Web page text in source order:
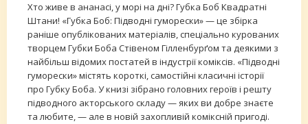
Хто живе в ананасі, у морі на дні? Губка Боб Квадратні
Штани! «Губка Боб: Підводні гуморески» — це збірка
раніше опублікованих матеріалів, спеціально курованих
творцем Губки Боба Стівеном Гілленбурґом та деякими з
найбільш відомих постатей в індустрії коміксів. «Підводні
гуморески» містять короткі, самостійні класичні історії
про Губку Боба. У книзі зібрано головних героїв і решту
підводного акторського складу — яких ви добре знаєте
та любите, — але в новій захопливій коміксній пригоді.